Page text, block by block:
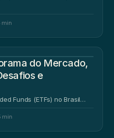
min
do Mercado,
e
Funds (ETFs) no Brasil…
min